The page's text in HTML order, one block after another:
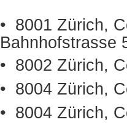
• 8001 Zürich,
Bahnhofstrasse
• 8002 Zürich,
• 8004 Zürich,
• 8004 Zürich,